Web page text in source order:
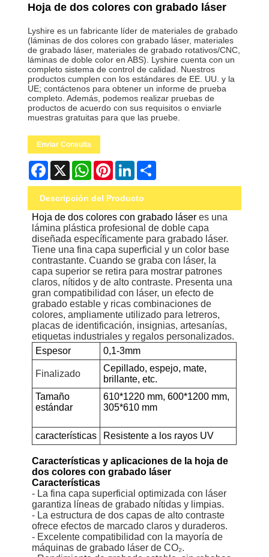
Hoja de dos colores con grabado láser
Lyshire es un fabricante líder de materiales de grabado
(láminas de dos colores con grabado láser, materiales
de grabado láser, materiales de grabado rotativos/CNC,
láminas de doble color en ABS). Lyshire cuenta con un
completo sistema de control de calidad. Nuestros
productos cumplen con los estándares de EE. UU. y la
UE; contáctenos para obtener un informe de prueba
completo. Además, podemos realizar pruebas de
productos de acuerdo con sus requisitos o enviarle
muestras gratuitas para que las pruebe.
Enviar Consulta
Facebook
X WhatsAppPinterestLinkedInShare
Descripción del Producto
Hoja de dos colores con grabado láseres una
lámina plástica profesional de doble capa
diseñada específicamente para grabado láser.
Tiene una fina capa superficial y un color base
contrastante. Cuando se graba con láser, la
capa superior se retira para mostrar patrones
claros, nítidos y de alto contraste. Presenta una
gran compatibilidad con láser, un efecto de
grabado estable y ricas combinaciones de
colores, ampliamente utilizado para letreros,
placas de identificación, insignias, artesanías,
etiquetas industriales y regalos personalizados.
Espesor
0,1-3mm
Finalizado
Cepillado, espejo, mate,
brillante, etc.
Tamaño
estándar
610*1220 mm, 600*1200 mm,
305*610 mm
características Resistente a los rayos UV
Características y aplicaciones de la hoja de
dos colores con grabado láser
Características
- La fina capa superficial optimizada con láser
garantiza líneas de grabado nítidas y limpias.
- La estructura de dos capas de alto contraste
ofrece efectos de marcado claros y duraderos.
- Excelente compatibilidad con la mayoría de
máquinas de grabado láser de CO₂.